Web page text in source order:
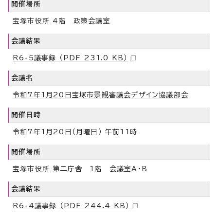
開催場所
宝塚市役所 4階 政策会議室
会議結果
R6-5議事録 （PDF 231.0 KB）
会議名
令和7年1月20日宝塚市景観審議会デザイン協議部会
開催日時
令和7年1月20日（月曜日） 午前11時
開催場所
宝塚市役所 第二庁舎 1階 会議室A・B
会議結果
R6-4議事録 （PDF 244.4 KB）